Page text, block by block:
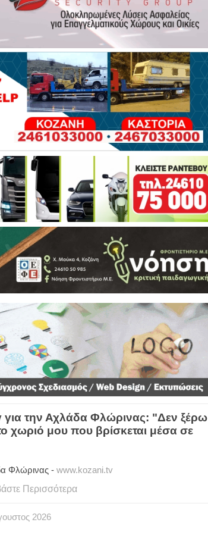
την Αχλάδα Φλώρινας: "Δεν ξέρω
μου που βρίσκεται μέσα σε
Φλώρινας - www.kozani.tv
Περισσότερα
2026